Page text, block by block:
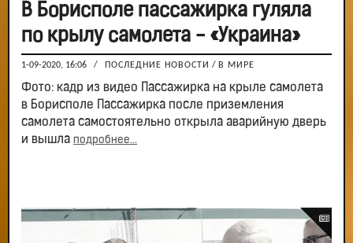
В Борисполе пассажирка гуляла
по крылу самолета - «Украина»
1-09-2020, 16:06 / ПОСЛЕДНИЕ НОВОСТИ / В МИРЕ
Фото: кадр из видео Пассажирка на крыле самолета
в Борисполе Пассажирка после приземления
самолета самостоятельно открыла аварийную дверь
и вышла подробнее...